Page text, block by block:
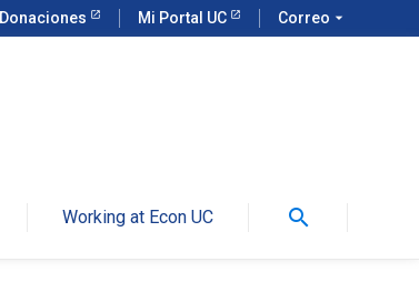
Donaciones Mi Portal UC Correo arrow_drop_down
Working at Econ UC search